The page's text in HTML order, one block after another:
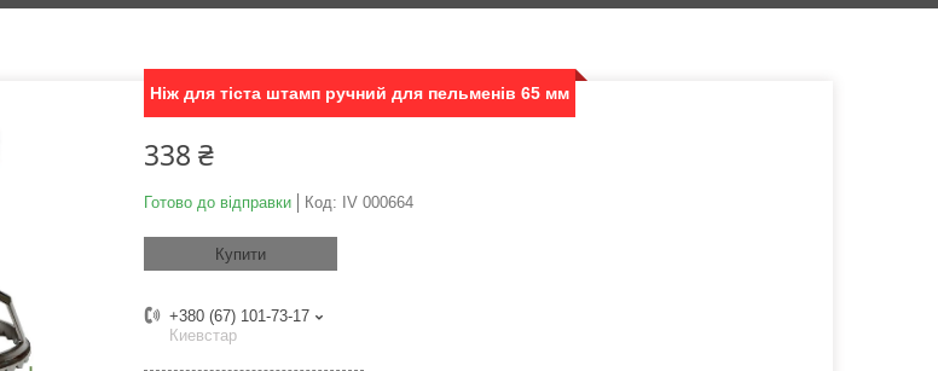
Ніж для тіста штамп ручний для пельменів 65 мм
338 ₴
Готово до відправки Код: IV 000664
Купити
+380 (67) 101-73-17
Киевстар